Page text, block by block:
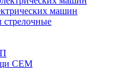
машин
стрелочные
CEM